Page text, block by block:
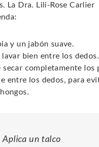
La Dra. Lili-Rose Carlier
y un jabón suave.
lavar bien entre los dedos.
secar completamente los
entre los dedos, para
Aplica un talco